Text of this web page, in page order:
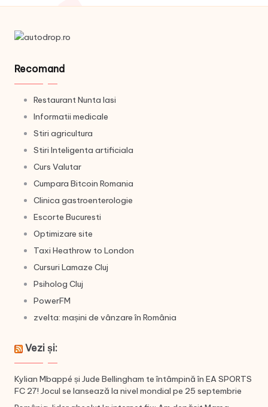
Recomand
Restaurant Nunta Iasi
Informatii medicale
Stiri agricultura
Stiri Inteligenta artificiala
Curs Valutar
Cumpara Bitcoin Romania
Clinica gastroenterologie
Escorte Bucuresti
Optimizare site
Taxi Heathrow to London
Cursuri Lamaze Cluj
Psiholog Cluj
PowerFM
zvelta: mașini de vânzare în România
Vezi și:
Kylian Mbappé și Jude Bellingham te întâmpină în EA SPORTS
FC 27! Jocul se lansează la nivel mondial pe 25 septembrie